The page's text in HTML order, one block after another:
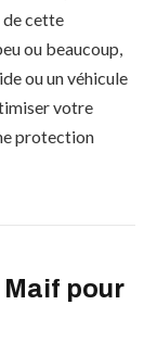
de cette
ou beaucoup,
ou un véhicule
votre
protection
pour